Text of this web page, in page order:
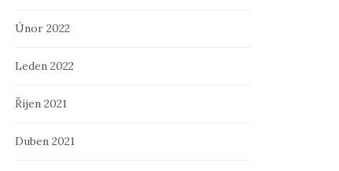
Únor 2022
Leden 2022
Říjen 2021
Duben 2021